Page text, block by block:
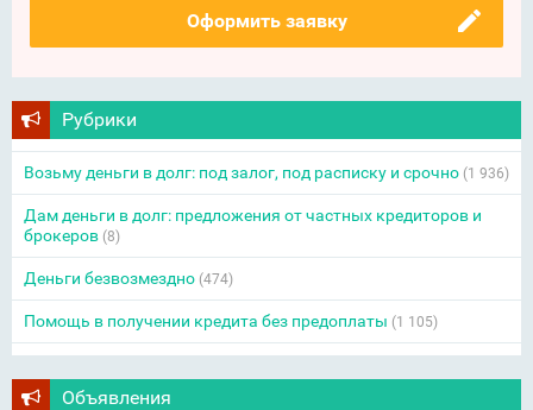
Оформить заявку
Рубрики
Возьму деньги в долг: под залог, под расписку и срочно (1 936)
Дам деньги в долг: предложения от частных кредиторов и
брокеров (8)
Деньги безвозмездно (474)
Помощь в получении кредита без предоплаты (1 105)
Объявления